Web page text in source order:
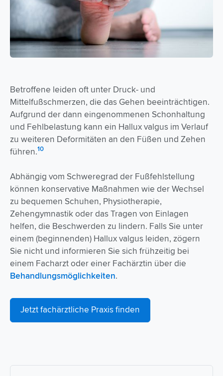
Betroffene leiden oft unter Druck- und
Mittelfußschmerzen, die das Gehen beeinträchtigen.
Aufgrund der dann eingenommenen Schonhaltung
und Fehlbelastung kann ein Hallux valgus im Verlauf
zu weiteren Deformitäten an den Füßen und Zehen
führen.10
Abhängig vom Schweregrad der Fußfehlstellung
können konservative Maßnahmen wie der Wechsel
zu bequemen Schuhen, Physiotherapie,
Zehengymnastik oder das Tragen von Einlagen
helfen, die Beschwerden zu lindern. Falls Sie unter
einem (beginnenden) Hallux valgus leiden, zögern
Sie nicht und informieren Sie sich frühzeitig bei
einem Facharzt oder einer Fachärztin über die
Behandlungsmöglichkeiten.
Jetzt fachärztliche Praxis finden